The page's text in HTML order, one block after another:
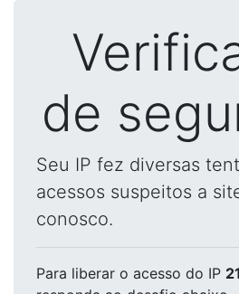
de
Seu IP fez diversas
acessos suspeitos a
conosco.
Para liberar o acesso do IP